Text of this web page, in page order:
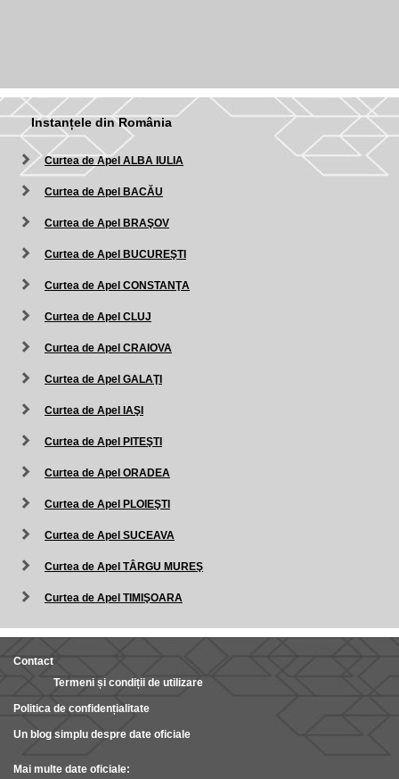
Instanțele din România
Curtea de Apel ALBA IULIA
Curtea de Apel BACĂU
Curtea de Apel BRAŞOV
Curtea de Apel BUCUREŞTI
Curtea de Apel CONSTANŢA
Curtea de Apel CLUJ
Curtea de Apel CRAIOVA
Curtea de Apel GALAŢI
Curtea de Apel IAŞI
Curtea de Apel PITEŞTI
Curtea de Apel ORADEA
Curtea de Apel PLOIEŞTI
Curtea de Apel SUCEAVA
Curtea de Apel TÂRGU MUREŞ
Curtea de Apel TIMIŞOARA
Contact
Termeni și condiții de utilizare
Politica de confidențialitate
Un blog simplu despre date oficiale
Mai multe date oficiale: